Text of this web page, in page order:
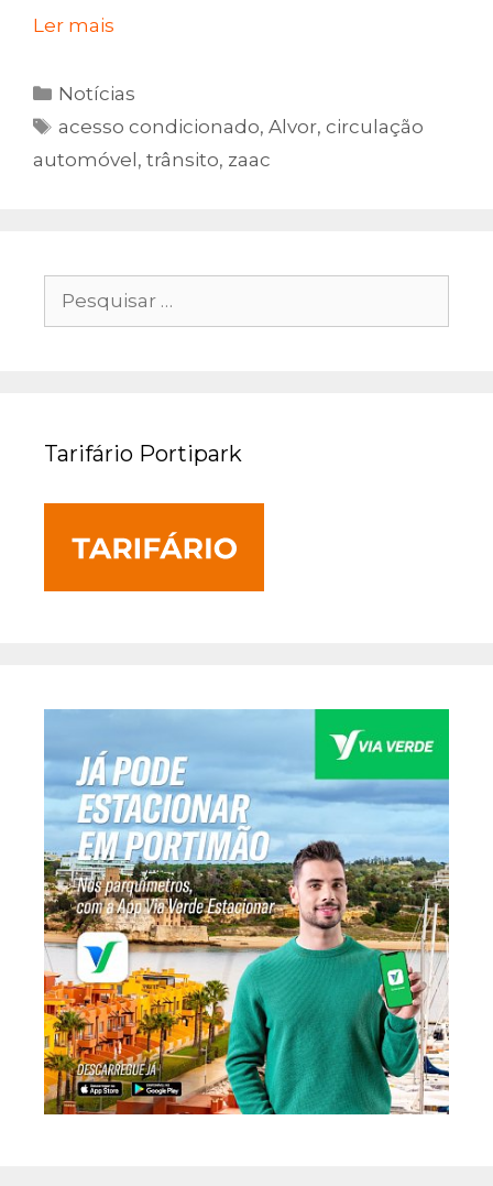
Ler mais
Categorias
Notícias
Etiquetas
acesso condicionado,Alvor,circulação
automóvel, trânsito, zaac
por:
Tarifário Portipark